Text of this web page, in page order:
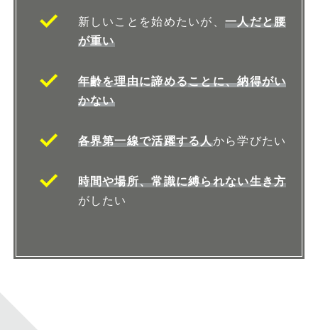
新しいことを始めたいが、一人だと腰
が重い
年齢を理由に諦めることに、納得がい
かない
各界第一線で活躍する人から学びたい
時間や場所、常識に縛られない生き方
がしたい